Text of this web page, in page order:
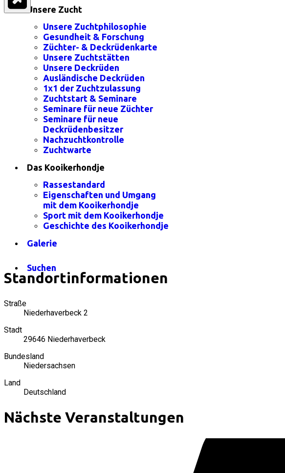
Unsere Zucht
Unsere Zuchtphilosophie
Gesundheit & Forschung
Züchter- & Deckrüdenkarte
Unsere Zuchtstätten
Unsere Deckrüden
Ausländische Deckrüden
1x1 der Zuchtzulassung
Zuchtstart & Seminare
Seminare für neue Züchter
Seminare für neue
Deckrüdenbesitzer
Nachzuchtkontrolle
Zuchtwarte
Das Kooikerhondje
Rassestandard
Eigenschaften und Umgang
mit dem Kooikerhondje
Sport mit dem Kooikerhondje
Geschichte des Kooikerhondje
Galerie
Suchen
Standortinformationen
Straße
Niederhaverbeck 2
Stadt
29646 Niederhaverbeck
Bundesland
Niedersachsen
Land
Deutschland
Nächste Veranstaltungen